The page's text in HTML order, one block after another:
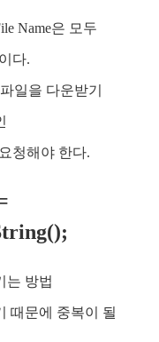
Name은 모두
다.
일을 다운받기
청해야 한다.
는 방법
때문에 중복이 될